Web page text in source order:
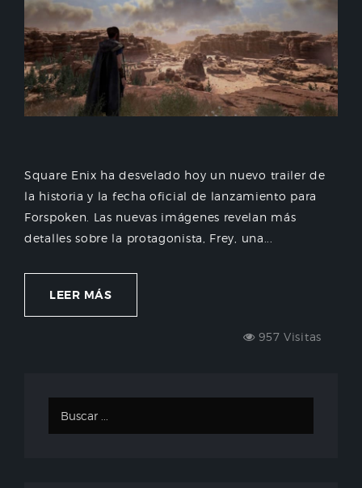
Square Enix ha desvelado hoy un nuevo trailer de
la historia y la fecha oficial de lanzamiento para
Forspoken. Las nuevas imágenes revelan más
detalles sobre la protagonista, Frey, una...
LEER MÁS
957 Visitas